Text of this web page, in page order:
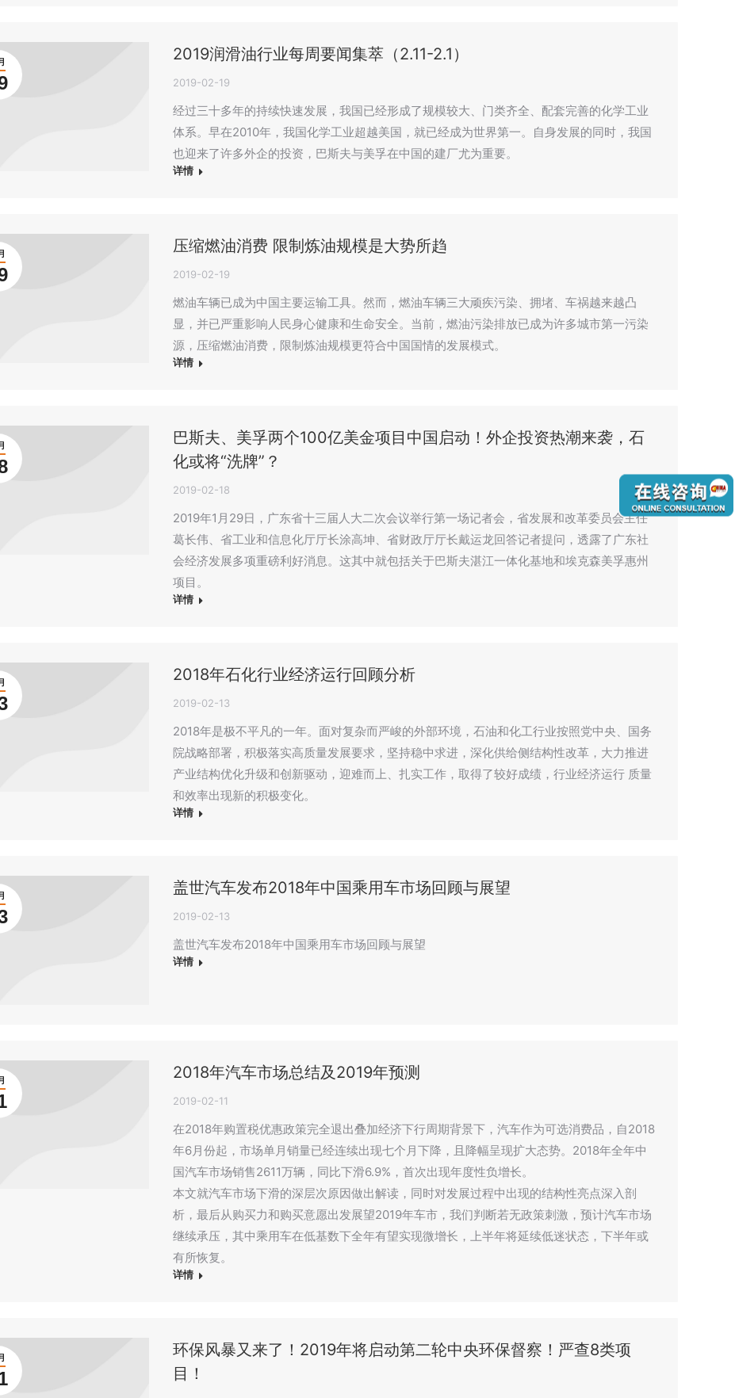
2019润滑油行业每周要闻集萃（2.11-2.1）
2019-02-19
经过三十多年的持续快速发展，我国已经形成了规模较大、门类齐全、配套完善的化学工业
体系。早在2010年，我国化学工业超越美国，就已经成为世界第一。自身发展的同时，我国
也迎来了许多外企的投资，巴斯夫与美孚在中国的建厂尤为重要。
详情
压缩燃油消费 限制炼油规模是大势所趋
2019-02-19
燃油车辆已成为中国主要运输工具。然而，燃油车辆三大顽疾污染、拥堵、车祸越来越凸
显，并已严重影响人民身心健康和生命安全。当前，燃油污染排放已成为许多城市第一污染
源，压缩燃油消费，限制炼油规模更符合中国国情的发展模式。
详情
巴斯夫、美孚两个100亿美金项目中国启动！外企投资热潮来袭，石
化或将“洗牌”？
2019-02-18
2019年1月29日，广东省十三届人大二次会议举行第一场记者会，省发展和改革委员会主任
葛长伟、省工业和信息化厅厅长涂高坤、省财政厅厅长戴运龙回答记者提问，透露了广东社
会经济发展多项重磅利好消息。这其中就包括关于巴斯夫湛江一体化基地和埃克森美孚惠州
项目。
详情
2018年石化行业经济运行回顾分析
2019-02-13
2018年是极不平凡的一年。面对复杂而严峻的外部环境，石油和化工行业按照党中央、国务
院战略部署，积极落实高质量发展要求，坚持稳中求进，深化供给侧结构性改革，大力推进
产业结构优化升级和创新驱动，迎难而上、扎实工作，取得了较好成绩，行业经济运行 质量
和效率出现新的积极变化。
详情
盖世汽车发布2018年中国乘用车市场回顾与展望
2019-02-13
盖世汽车发布2018年中国乘用车市场回顾与展望
详情
2018年汽车市场总结及2019年预测
2019-02-11
在2018年购置税优惠政策完全退出叠加经济下行周期背景下，汽车作为可选消费品，自2018
年6月份起，市场单月销量已经连续出现七个月下降，且降幅呈现扩大态势。2018年全年中
国汽车市场销售2611万辆，同比下滑6.9%，首次出现年度性负增长。
本文就汽车市场下滑的深层次原因做出解读，同时对发展过程中出现的结构性亮点深入剖
析，最后从购买力和购买意愿出发展望2019年车市，我们判断若无政策刺激，预计汽车市场
继续承压，其中乘用车在低基数下全年有望实现微增长，上半年将延续低迷状态，下半年或
有所恢复。
详情
环保风暴又来了！2019年将启动第二轮中央环保督察！严查8类项
目！